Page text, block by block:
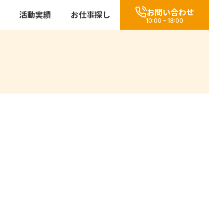
活動実績 お仕事探し お問い合わせ
10:00 - 18:00